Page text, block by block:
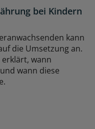
bei Kindern
kann
die Umsetzung an.
erklärt, wann
wann diese